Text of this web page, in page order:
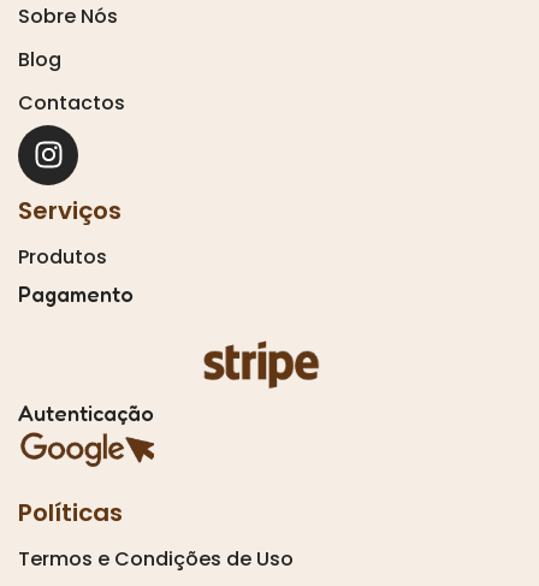
Sobre Nós
Blog
Contactos
Serviços
Produtos
Pagamento
Autenticação
Políticas
Termos e Condições de Uso